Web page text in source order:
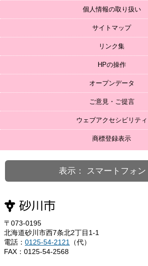
個人情報の取り扱い
サイトマップ
リンク集
HPの操作
オープンデータ
ご意見・ご提言
ウェブアクセシビリティ
商標登録表示
表示： スマートフォン
〒073-0195
北海道砂川市西7条北2丁目1-1
電話： 0125-54-2121
（代）
FAX：0125-54-2568